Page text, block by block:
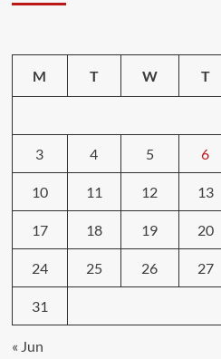
M T W T
3 4 5 6
10 11 12 13
17 18 19 20
24 25 26 27
31
« Jun